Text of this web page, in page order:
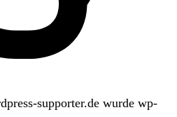
supporter.de wurde wp-